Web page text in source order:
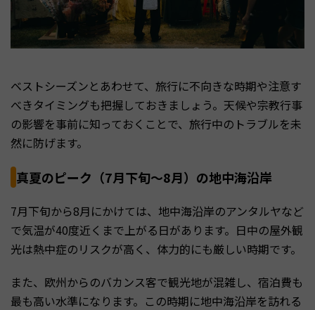
ベストシーズンとあわせて、旅行に不向きな時期や注意す
べきタイミングも把握しておきましょう。天候や宗教行事
の影響を事前に知っておくことで、旅行中のトラブルを未
然に防げます。
真夏のピーク（7月下旬〜8月）の地中海沿岸
7月下旬から8月にかけては、地中海沿岸のアンタルヤなど
で気温が40度近くまで上がる日があります。日中の屋外観
光は熱中症のリスクが高く、体力的にも厳しい時期です。
また、欧州からのバカンス客で観光地が混雑し、宿泊費も
最も高い水準になります。この時期に地中海沿岸を訪れる